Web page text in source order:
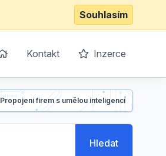
Souhlasím
Kontakt Inzerce
Propojení firem s umělou inteligencí
Hledat